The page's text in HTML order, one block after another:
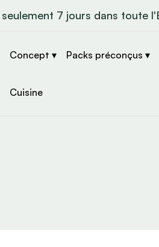
7 jours dans toute
Concept ▾ Packs préconçus ▾
Cuisine